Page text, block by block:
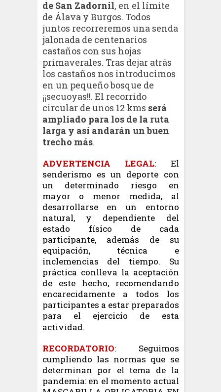
de San Zadornil, en el límite
de Álava y Burgos. Todos
juntos recorreremos una senda
jalonada de centenarios
castaños con sus hojas
primaverales. Tras dejar atrás
los castaños nos introducimos
en un pequeño bosque de
¡¡secuoyas!!. El recorrido
circular de unos 12 kms será
ampliado para los de la ruta
larga y así andarán un buen
trecho más.
ADVERTENCIA LEGAL: El
senderismo es un deporte con
un determinado riesgo en
mayor o menor medida, al
desarrollarse en un entorno
natural, y dependiente del
estado físico de cada
participante, además de su
equipación, técnica e
inclemencias del tiempo. Su
práctica conlleva la aceptación
de este hecho, recomendando
encarecidamente a todos los
participantes a estar preparados
para el ejercicio de esta
actividad.
RECORDATORIO: Seguimos
cumpliendo las normas que se
determinan por el tema de la
pandemia: en el momento actual